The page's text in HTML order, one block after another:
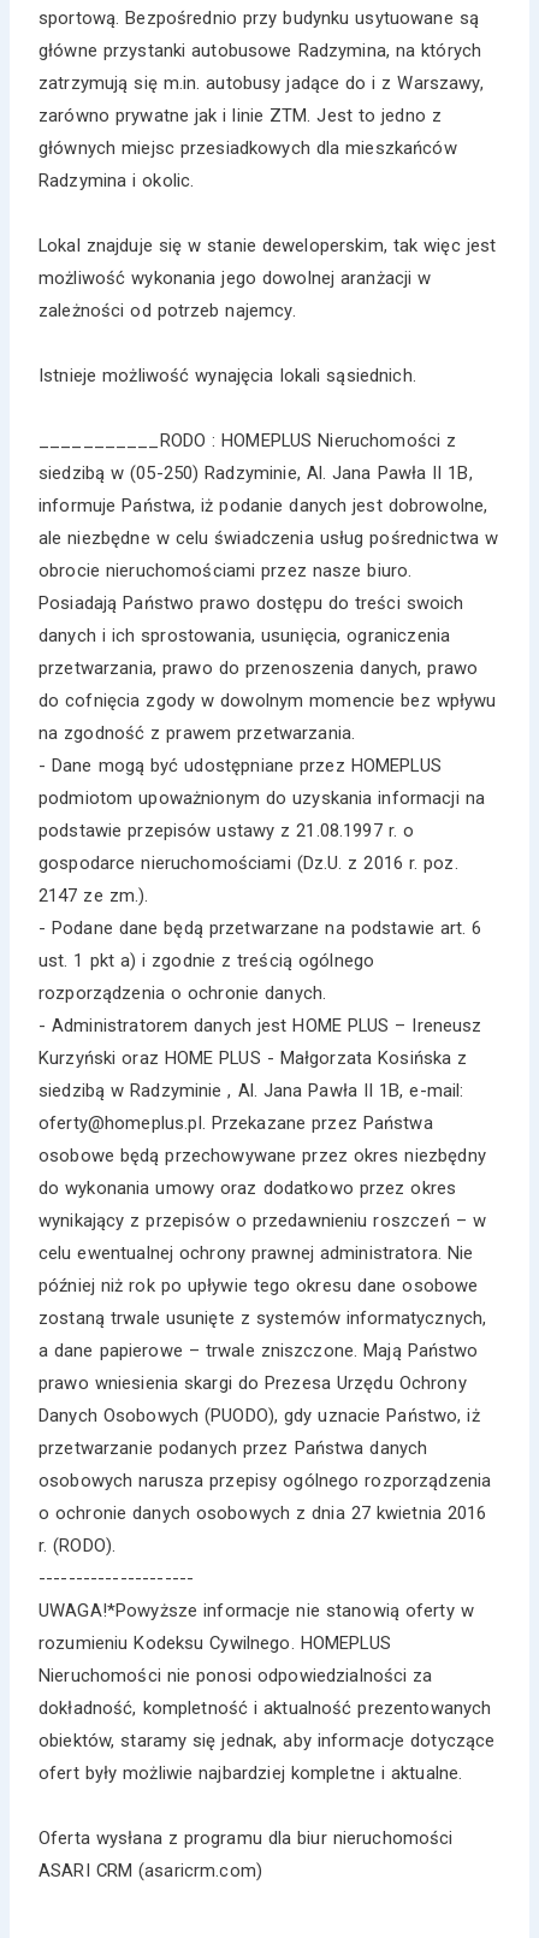
sportową. Bezpośrednio przy budynku usytuowane są
główne przystanki autobusowe Radzymina, na których
zatrzymują się m.in. autobusy jadące do i z Warszawy,
zarówno prywatne jak i linie ZTM. Jest to jedno z
głównych miejsc przesiadkowych dla mieszkańców
Radzymina i okolic.
Lokal znajduje się w stanie deweloperskim, tak więc jest
możliwość wykonania jego dowolnej aranżacji w
zależności od potrzeb najemcy.
Istnieje możliwość wynajęcia lokali sąsiednich.
___________RODO : HOMEPLUS Nieruchomości z
siedzibą w (05-250) Radzyminie, Al. Jana Pawła II 1B,
informuje Państwa, iż podanie danych jest dobrowolne,
ale niezbędne w celu świadczenia usług pośrednictwa w
obrocie nieruchomościami przez nasze biuro.
Posiadają Państwo prawo dostępu do treści swoich
danych i ich sprostowania, usunięcia, ograniczenia
przetwarzania, prawo do przenoszenia danych, prawo
do cofnięcia zgody w dowolnym momencie bez wpływu
na zgodność z prawem przetwarzania.
- Dane mogą być udostępniane przez HOMEPLUS
podmiotom upoważnionym do uzyskania informacji na
podstawie przepisów ustawy z 21.08.1997 r. o
gospodarce nieruchomościami (Dz.U. z 2016 r. poz.
2147 ze zm.).
- Podane dane będą przetwarzane na podstawie art. 6
ust. 1 pkt a) i zgodnie z treścią ogólnego
rozporządzenia o ochronie danych.
- Administratorem danych jest HOME PLUS – Ireneusz
Kurzyński oraz HOME PLUS - Małgorzata Kosińska z
siedzibą w Radzyminie , Al. Jana Pawła II 1B, e-mail:
oferty@homeplus.pl. Przekazane przez Państwa
osobowe będą przechowywane przez okres niezbędny
do wykonania umowy oraz dodatkowo przez okres
wynikający z przepisów o przedawnieniu roszczeń – w
celu ewentualnej ochrony prawnej administratora. Nie
później niż rok po upływie tego okresu dane osobowe
zostaną trwale usunięte z systemów informatycznych,
a dane papierowe – trwale zniszczone. Mają Państwo
prawo wniesienia skargi do Prezesa Urzędu Ochrony
Danych Osobowych (PUODO), gdy uznacie Państwo, iż
przetwarzanie podanych przez Państwa danych
osobowych narusza przepisy ogólnego rozporządzenia
o ochronie danych osobowych z dnia 27 kwietnia 2016
r. (RODO).
---------------------
UWAGA!*Powyższe informacje nie stanowią oferty w
rozumieniu Kodeksu Cywilnego. HOMEPLUS
Nieruchomości nie ponosi odpowiedzialności za
dokładność, kompletność i aktualność prezentowanych
obiektów, staramy się jednak, aby informacje dotyczące
ofert były możliwie najbardziej kompletne i aktualne.
Oferta wysłana z programu dla biur nieruchomości
ASARI CRM (asaricrm.com)